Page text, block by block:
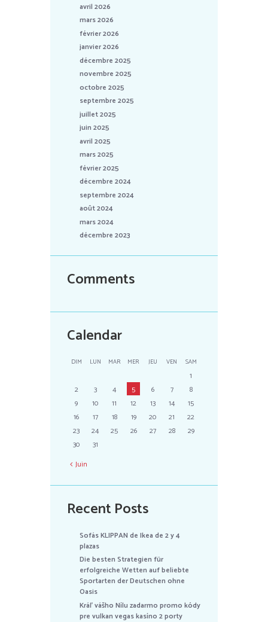
avril 2026
mars 2026
février 2026
janvier 2026
décembre 2025
novembre 2025
octobre 2025
septembre 2025
juillet 2025
juin 2025
avril 2025
mars 2025
février 2025
décembre 2024
septembre 2024
août 2024
mars 2024
décembre 2023
Comments
Calendar
DIM LUN MAR MER JEU VEN SAM
1
2
3 4 5 6 7
8
9
10 11 12 13 14
15
16
17 18 19 20 21
22
23
24 25 26 27 28
29
30
31
Juin
Recent Posts
Sofás KLIPPAN de Ikea de 2 y 4
plazas
Die besten Strategien für
erfolgreiche Wetten auf beliebte
Sportarten der Deutschen ohne
Oasis
Kráľ vášho Nílu zadarmo promo kódy
pre vulkan vegas kasíno 2 porty